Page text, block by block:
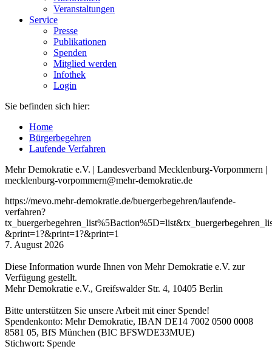
Veranstaltungen
Service
Presse
Publikationen
Spenden
Mitglied werden
Infothek
Login
Sie befinden sich hier:
Home
Bürgerbegehren
Laufende Verfahren
Mehr Demokratie e.V. | Landesverband Mecklenburg-Vorpommern |
mecklenburg-vorpommern@mehr-demokratie.de
https://mevo.mehr-demokratie.de/buergerbegehren/laufende-
verfahren?
&print=1?&print=1?&print=1
7. August 2026
Diese Information wurde Ihnen von Mehr Demokratie e.V. zur
Verfügung gestellt.
Mehr Demokratie e.V., Greifswalder Str. 4, 10405 Berlin
Bitte unterstützen Sie unsere Arbeit mit einer Spende!
Spendenkonto: Mehr Demokratie, IBAN DE14 7002 0500 0008
8581 05, BfS München (BIC BFSWDE33MUE)
Stichwort: Spende